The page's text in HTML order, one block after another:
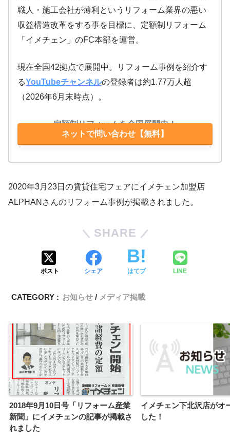
職人・施工会社が薄利というリフォーム業界の悪い
収益構造改革をする事を目標に、定額制リフォーム
「イメチェン」のFC本部を運営。
現在全国42拠点で展開中。リフォーム事例を紹介す
るYouTubeチャンネルの登録者は約1.77万人超
（2026年6月末時点）。
定額制リフォームを全国展開中！
ネットで問い合わせ【無料】
2020年3月23日の賃貸住宅フェアにイメチェン加盟店
ALPHANさんのリフォーム事例が掲載されました。
SHARE
ポスト シェア はてブ LINE
CATEGORY : お知らせ メディア掲載
2018年9月10日号「リフォーム産業
新聞」にイメチェンの記事が掲載さ
れました
イメチェン下北沢店がオ
した！